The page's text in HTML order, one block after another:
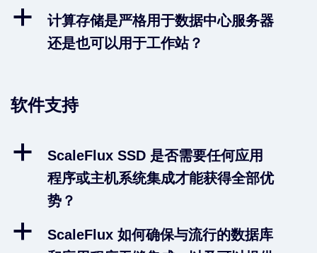
a
计算存储是严格用于数据中心服务器
还是也可以用于工作站？
软件支持
a
ScaleFlux SSD 是否需要任何应用
程序或主机系统集成才能获得全部优
势？
a
ScaleFlux 如何确保与流行的数据库